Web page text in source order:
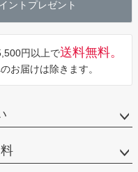
へ
ントプレゼント
円以上で送料無料。
お届けは除きます。